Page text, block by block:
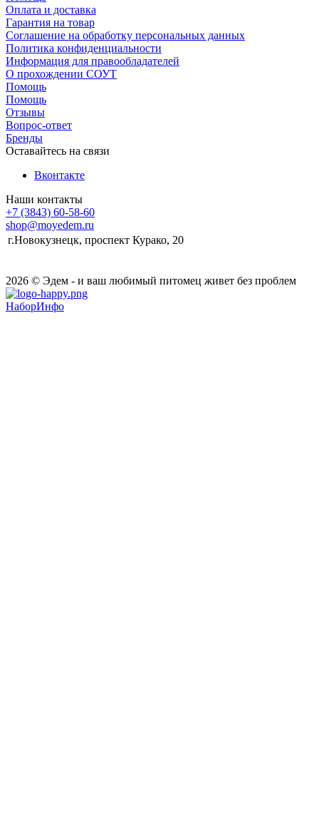
Оплата и доставка
Гарантия на товар
Соглашение на обработку персональных данных
Политика конфиденциальности
Информация для правообладателей
О прохождении СОУТ
Помощь
Помощь
Отзывы
Вопрос-ответ
Бренды
Оставайтесь на связи
Вконтакте
Наши контакты
+7 (3843) 60-58-60
shop@moyedem.ru
г.Новокузнецк, проспект Курако, 20
2026 © Эдем - и ваш любимый питомец живет без проблем
НаборИнфо